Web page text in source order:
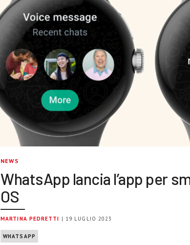
NEWS
WhatsApp lancia l’app per
OS
MARTINA PEDRETTI | 19 LUGLIO 2023
WHATSAPP